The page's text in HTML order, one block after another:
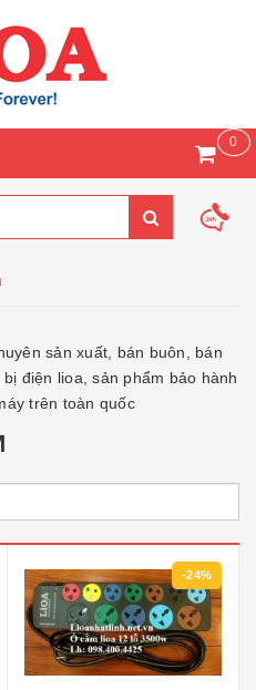
0
sản xuất, bán buôn, bán
điện lioa, sản phẩm bảo hành
trên toàn quốc
-24%